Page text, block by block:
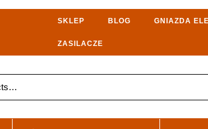
SKLEP BLOG GNIAZDA
ZASILACZE